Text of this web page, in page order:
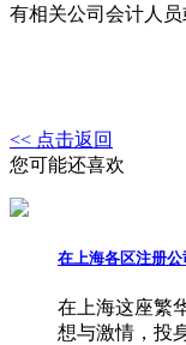
有相关公司会计人员
<< 点击返回
您可能还喜欢
在上海各区注册
在上海这座繁
想与激情，投